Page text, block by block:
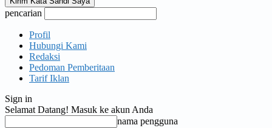
pencarian
Profil
Hubungi Kami
Redaksi
Pedoman Pemberitaan
Tarif Iklan
Sign in
Selamat Datang! Masuk ke akun Anda
nama pengguna